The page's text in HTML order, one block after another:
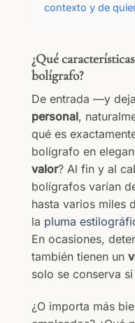
contexto y de
¿Qué
bolígrafo?
De entrada —y
personal,
qué es
bolígrafo en
valor? Al fin y al
bolígrafos varían
hasta varios miles
la pluma
En ocasiones,
también tienen un
solo se conserva
¿O importa más